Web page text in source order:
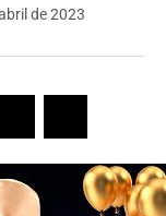
de 2023